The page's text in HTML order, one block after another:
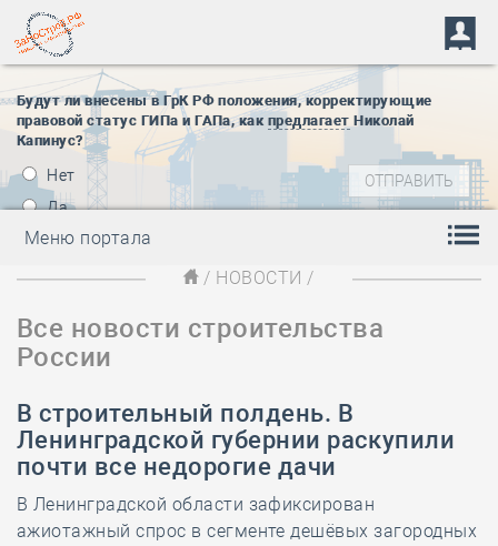
Будут ли внесены в ГрК РФ положения, корректирующие
правовой статус ГИПа и ГАПа, как предлагает Николай
Капинус?
Нет
Да
Меню портала
/ НОВОСТИ /
Все новости строительства
России
В строительный полдень. В
Ленинградской губернии раскупили
почти все недорогие дачи
В Ленинградской области зафиксирован
ажиотажный спрос в сегменте дешёвых загородных